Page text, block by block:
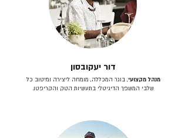
דור יעקובסון
מנהל מקצועי, בוגר המכללה, מומחה ליצירה ומיטוב כל
שלבי המשפך הדיגיטלי בתעשיות הטק והקריפטו.